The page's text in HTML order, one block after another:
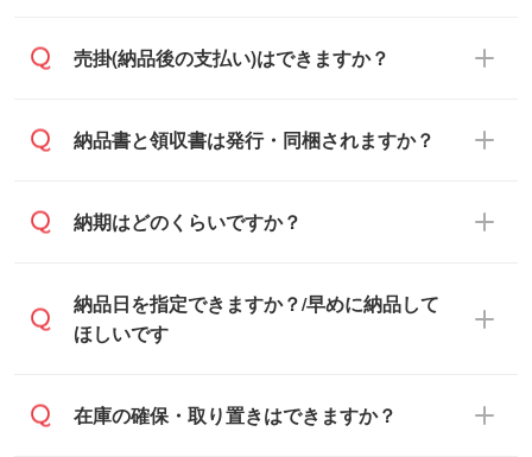
翌営業日以降のご連絡となります。
銀行振込のみのご対応となります。
売掛(納品後の支払い)はできますか？
基本的には先入金をお願いしております
に対応可能です。
人様からご注文いただく場合でも、お支払
い元が学校や幼稚園・保育園であれば、同
す。
納品書と領収書は発行・同梱されますか？
納品書・領収書は ご依頼をいただいた場合
でお送りします。
原本の郵送をご希望の場合は、担当スタッ
備考欄』よりお知らせください。
納期はどのくらいですか？
・印刷する場合(500個程度)
ご入金、イメージ画像の校了から約2週間
・商品のみ注文する場合(サンプル購入を含
納品日を指定できますか？/早めに納品して
ほしいです
ご希望の納期がある場合は、お問い合わ
在庫の確保・取り置きはできますか？